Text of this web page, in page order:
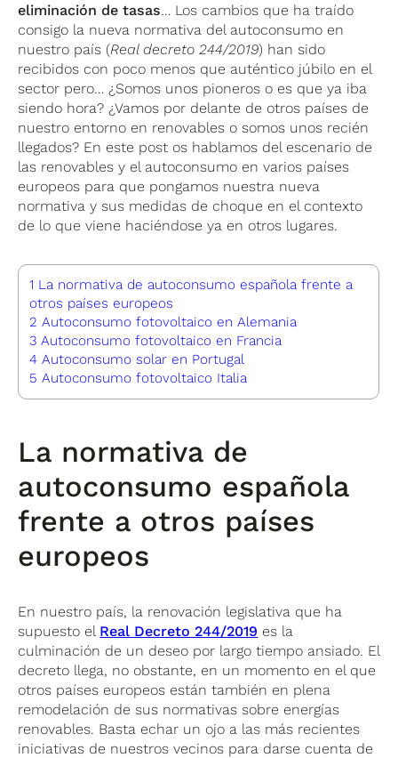
eliminación de tasas… Los cambios que ha traído
consigo la nueva normativa del autoconsumo en
nuestro país (Real decreto 244/2019) han sido
recibidos con poco menos que auténtico júbilo en el
sector pero… ¿Somos unos pioneros o es que ya iba
siendo hora? ¿Vamos por delante de otros países de
nuestro entorno en renovables o somos unos recién
llegados? En este post os hablamos del escenario de
las renovables y el autoconsumo en varios países
europeos para que pongamos nuestra nueva
normativa y sus medidas de choque en el contexto
de lo que viene haciéndose ya en otros lugares.
1 La normativa de autoconsumo española frente a
otros países europeos
2 Autoconsumo fotovoltaico en Alemania
3 Autoconsumo fotovoltaico en Francia
4 Autoconsumo solar en Portugal
5 Autoconsumo fotovoltaico Italia
La normativa de
autoconsumo española
frente a otros países
europeos
En nuestro país, la renovación legislativa que ha
supuesto el Real Decreto 244/2019 es la
culminación de un deseo por largo tiempo ansiado. El
decreto llega, no obstante, en un momento en el que
otros países europeos están también en plena
remodelación de sus normativas sobre energías
renovables. Basta echar un ojo a las más recientes
iniciativas de nuestros vecinos para darse cuenta de